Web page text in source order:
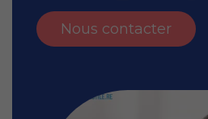
Nous contacter